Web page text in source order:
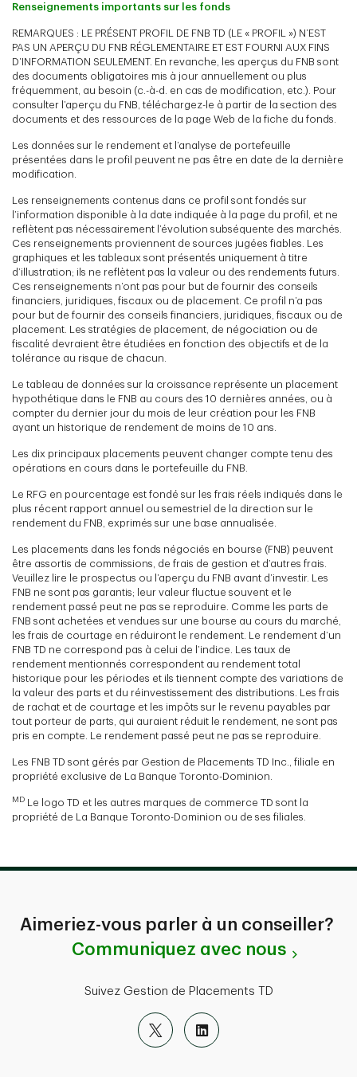
Renseignements importants sur les fonds
REMARQUES : LE PRÉSENT PROFIL DE FNB TD (LE « PROFIL ») N’EST
PAS UN APERÇU DU FNB RÉGLEMENTAIRE ET EST FOURNI AUX FINS
D’INFORMATION SEULEMENT. En revanche, les aperçus du FNB sont
des documents obligatoires mis à jour annuellement ou plus
fréquemment, au besoin (c.-à-d. en cas de modification, etc.). Pour
consulter l’aperçu du FNB, téléchargez-le à partir de la section des
documents et des ressources de la page Web de la fiche du fonds.
Les données sur le rendement et l’analyse de portefeuille
présentées dans le profil peuvent ne pas être en date de la dernière
modification.
Les renseignements contenus dans ce profil sont fondés sur
l’information disponible à la date indiquée à la page du profil, et ne
reflètent pas nécessairement l’évolution subséquente des marchés.
Ces renseignements proviennent de sources jugées fiables. Les
graphiques et les tableaux sont présentés uniquement à titre
d’illustration; ils ne reflètent pas la valeur ou des rendements futurs.
Ces renseignements n’ont pas pour but de fournir des conseils
financiers, juridiques, fiscaux ou de placement. Ce profil n’a pas
pour but de fournir des conseils financiers, juridiques, fiscaux ou de
placement. Les stratégies de placement, de négociation ou de
fiscalité devraient être étudiées en fonction des objectifs et de la
tolérance au risque de chacun.
Le tableau de données sur la croissance représente un placement
hypothétique dans le FNB au cours des 10 dernières années, ou à
compter du dernier jour du mois de leur création pour les FNB
ayant un historique de rendement de moins de 10 ans.
Les dix principaux placements peuvent changer compte tenu des
opérations en cours dans le portefeuille du FNB.
Le RFG en pourcentage est fondé sur les frais réels indiqués dans le
plus récent rapport annuel ou semestriel de la direction sur le
rendement du FNB, exprimés sur une base annualisée.
Les placements dans les fonds négociés en bourse (FNB) peuvent
être assortis de commissions, de frais de gestion et d’autres frais.
Veuillez lire le prospectus ou l’aperçu du FNB avant d’investir. Les
FNB ne sont pas garantis; leur valeur fluctue souvent et le
rendement passé peut ne pas se reproduire. Comme les parts de
FNB sont achetées et vendues sur une bourse au cours du marché,
les frais de courtage en réduiront le rendement. Le rendement d’un
FNB TD ne correspond pas à celui de l’indice. Les taux de
rendement mentionnés correspondent au rendement total
historique pour les périodes et ils tiennent compte des variations de
la valeur des parts et du réinvestissement des distributions. Les frais
de rachat et de courtage et les impôts sur le revenu payables par
tout porteur de parts, qui auraient réduit le rendement, ne sont pas
pris en compte. Le rendement passé peut ne pas se reproduire.
Les FNB TD sont gérés par Gestion de Placements TD Inc., filiale en
propriété exclusive de La Banque Toronto-Dominion.
MD Le logo TD et les autres marques de commerce TD sont la
propriété de La Banque Toronto-Dominion ou de ses filiales.
Aimeriez-vous parler à un conseiller?
Communiquez avec nous
Suivez Gestion de Placements TD